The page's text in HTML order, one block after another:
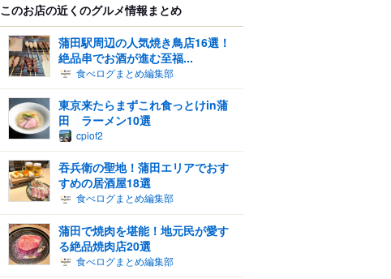
このお店の近くのグルメ情報まとめ
蒲田駅周辺の人気焼き鳥店16選！
絶品串でお酒が進む至福...
食べログまとめ編集部
東京来たらまずこれ食っとけin蒲
田 ラーメン10選
cpiof2
吞兵衛の聖地！蒲田エリアでおす
すめの居酒屋18選
食べログまとめ編集部
蒲田で焼肉を堪能！地元民が愛す
る絶品焼肉店20選
食べログまとめ編集部